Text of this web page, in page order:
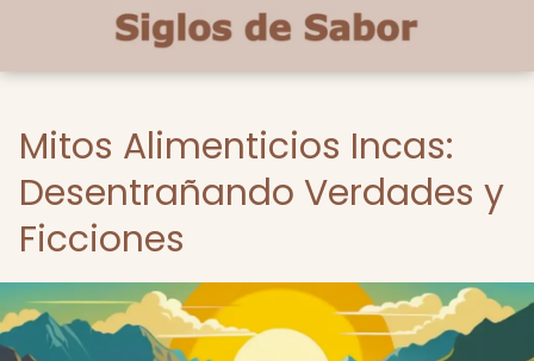
Mitos Alimenticios Incas:
Desentrañando Verdades y
Ficciones